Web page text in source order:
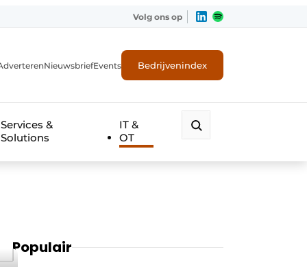
Volg ons op
NieuwsbriefEvents Bedrijvenindex
Services &
Solutions
IT &
OT
Populair